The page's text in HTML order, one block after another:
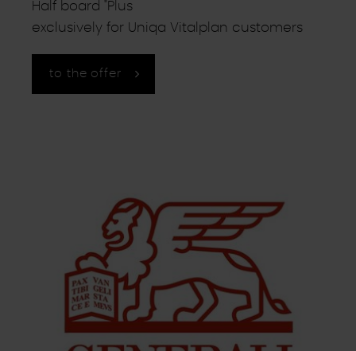
Half board "Plus
exclusively for Uniqa Vitalplan customers
to the offer